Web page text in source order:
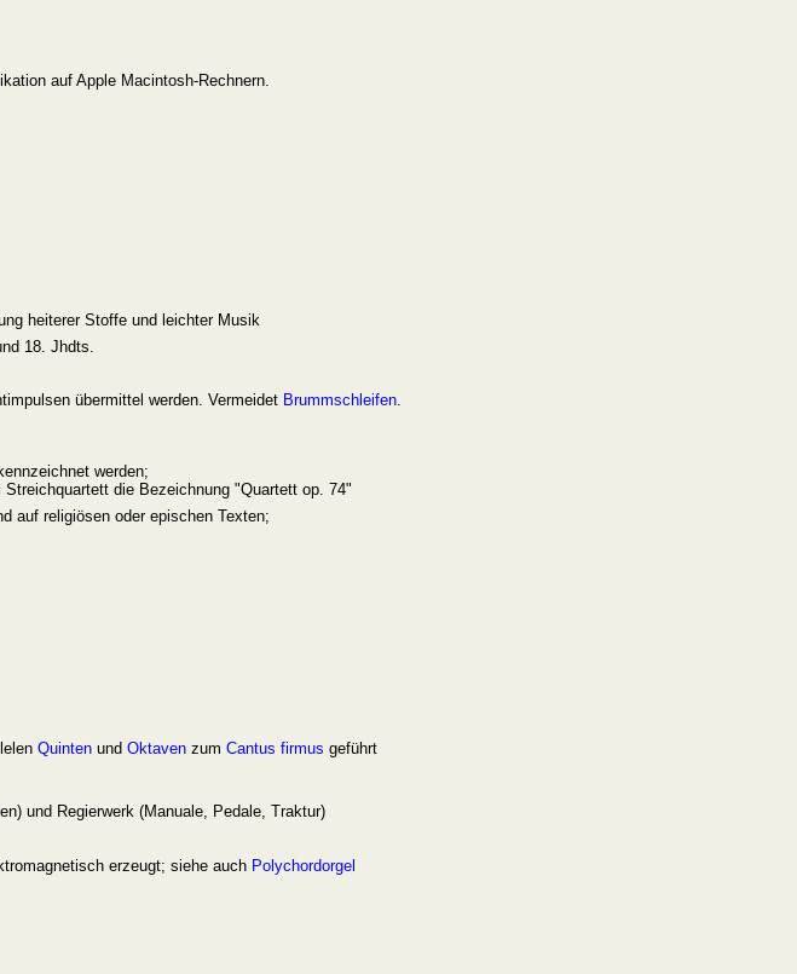
auf Apple Macintosh-Rechnern.
heiterer Stoffe und leichter Musik
18. Jhdts.
übermittel werden. Vermeidet Brummschleifen.
werden;
die Bezeichnung "Quartett op. 74"
auf religiösen oder epischen Texten;
Quinten und Oktaven zum Cantus firmus geführt
und Regierwerk (Manuale, Pedale, Traktur)
erzeugt; siehe auch Polychordorgel